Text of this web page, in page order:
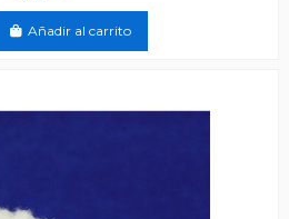
Añadir al carrito